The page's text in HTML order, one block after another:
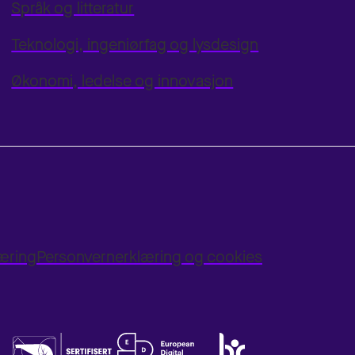
Språk og litteratur
Teknologi, ingeniørfag og lysdesign
Økonomi, ledelse og innovasjon
Personvernerklæring og cookies